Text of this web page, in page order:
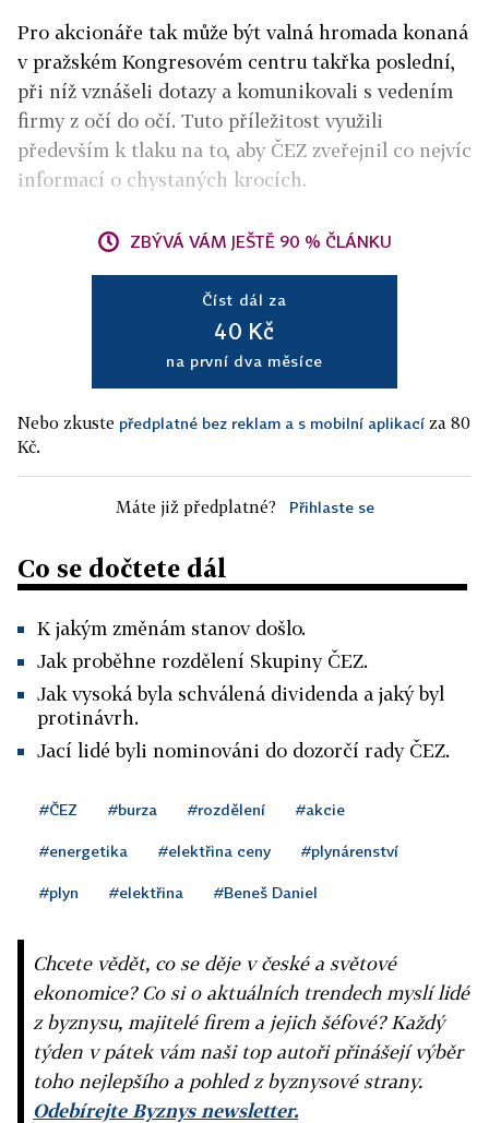
Pro akcionáře tak může být valná hromada konaná
v pražském Kongresovém centru takřka poslední,
při níž vznášeli dotazy a komunikovali s vedením
firmy z očí do očí. Tuto příležitost využili
především k tlaku na to, aby ČEZ zveřejnil co nejvíc
informací o chystaných krocích.
ZBÝVÁ VÁM JEŠTĚ 90 % ČLÁNKU
Číst dál za
40 Kč
na první dva měsíce
Nebo zkuste předplatné bez reklam a s mobilní aplikací za 80
Kč.
Máte již předplatné? Přihlaste se
Co se dočtete dál
K jakým změnám stanov došlo.
Jak proběhne rozdělení Skupiny ČEZ.
Jak vysoká byla schválená dividenda a jaký byl
protinávrh.
Jací lidé byli nominováni do dozorčí rady ČEZ.
#ČEZ #burza #rozdělení #akcie
#energetika #elektřina ceny #plynárenství
#plyn #elektřina #Beneš Daniel
Chcete vědět, co se děje v české a světové
ekonomice? Co si o aktuálních trendech myslí lidé
z byznysu, majitelé firem a jejich šéfové? Každý
týden v pátek vám naši top autoři přinášejí výběr
toho nejlepšího a pohled z byznysové strany.
Odebírejte Byznys newsletter.